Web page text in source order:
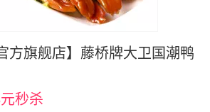
方旗舰店】藤桥牌大卫国潮鸭
秒杀